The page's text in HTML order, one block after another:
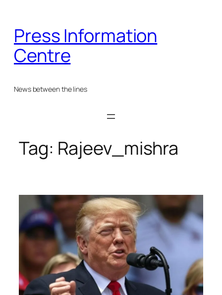
content
Press Information
Centre
News between the lines
Tag: Rajeev_mishra